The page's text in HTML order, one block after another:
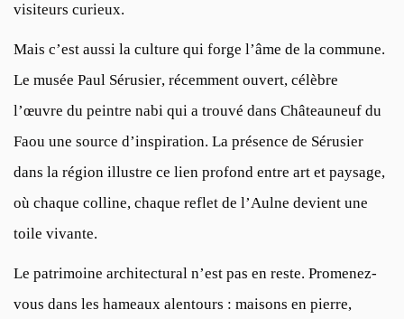
visiteurs curieux.
Mais c’est aussi la culture qui forge l’âme de la commune.
Le musée Paul Sérusier, récemment ouvert, célèbre
l’œuvre du peintre nabi qui a trouvé dans Châteauneuf du
Faou une source d’inspiration. La présence de Sérusier
dans la région illustre ce lien profond entre art et paysage,
où chaque colline, chaque reflet de l’Aulne devient une
toile vivante.
Le patrimoine architectural n’est pas en reste. Promenez-
vous dans les hameaux alentours : maisons en pierre,